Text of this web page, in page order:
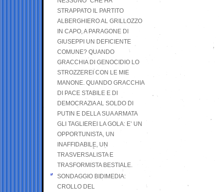
STRAPPATO IL PARTITO
ALBERGHIERO AL GRILLOZZO
IN CAPO, A PARAGONE DI
GIUSEPPI UN DEFICIENTE
COMUNE? QUANDO
GRACCHIA DI GENOCIDIO LO
STROZZEREI CON LE MIE
MANONE. QUANDO GRACCHIA
DI PACE STABILE E DI
DEMOCRAZIA AL SOLDO DI
PUTIN E DELLA SUA ARMATA
GLI TAGLIEREI LA GOLA: E’ UN
OPPORTUNISTA, UN
INAFFIDABILE, UN
TRASVERSALISTA E
TRASFORMISTA BESTIALE.
SONDAGGIO BIDIMEDIA:
CROLLO DEL